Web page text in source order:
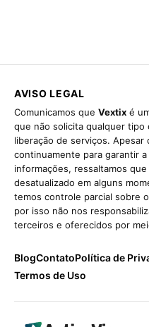
AVISO LEGAL
Comunicamos que Vextix é
que não solicita qualquer tipo
liberação de serviços.
continuamente para garantir
informações, ressaltamos
desatualizado em alguns
temos controle parcial sobre
por isso não nos
terceiros e oferecidos por
BlogContatoPolítica de
Termos de Uso